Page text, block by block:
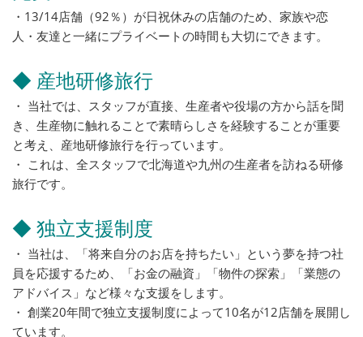
・13/14店舗（92％）が日祝休みの店舗のため、家族や恋
人・友達と一緒にプライベートの時間も大切にできます。
◆ 産地研修旅行
・ 当社では、スタッフが直接、生産者や役場の方から話を聞
き、生産物に触れることで素晴らしさを経験することが重要
と考え、産地研修旅行を行っています。
・ これは、全スタッフで北海道や九州の生産者を訪ねる研修
旅行です。
◆ 独立支援制度
・ 当社は、「将来自分のお店を持ちたい」という夢を持つ社
員を応援するため、「お金の融資」「物件の探索」「業態の
アドバイス」など様々な支援をします。
・ 創業20年間で独立支援制度によって10名が12店舗を展開し
ています。